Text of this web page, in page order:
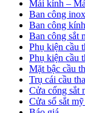
Mái kính –
Ban công
Ban công
Ban công sắt
Phụ kiện cầu
Phụ kiện cầu
Mặt bậc cầu
Trụ cái cầu
Cửa cổng sắt
Cửa sổ sắt